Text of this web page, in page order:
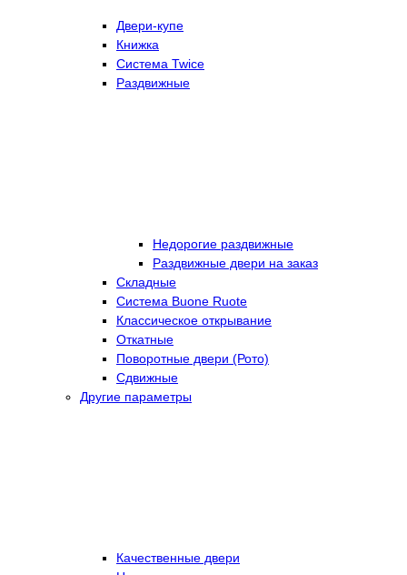
Двери-купе
Книжка
Система Twice
Раздвижные
Недорогие раздвижные
Раздвижные двери на заказ
Складные
Cистема Buone Ruote
Классическое открывание
Откатные
Поворотные двери (Рото)
Сдвижные
Другие параметры
Качественные двери